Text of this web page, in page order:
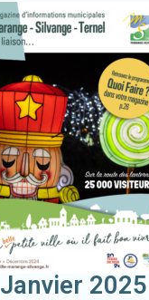
Janvier 2025